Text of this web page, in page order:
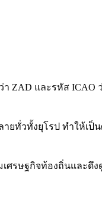
ZAD และรหัส ICAO
ายทั่วทั้งยุโรป ทำให้เ
ศรษฐกิจท้องถิ่นและดึ